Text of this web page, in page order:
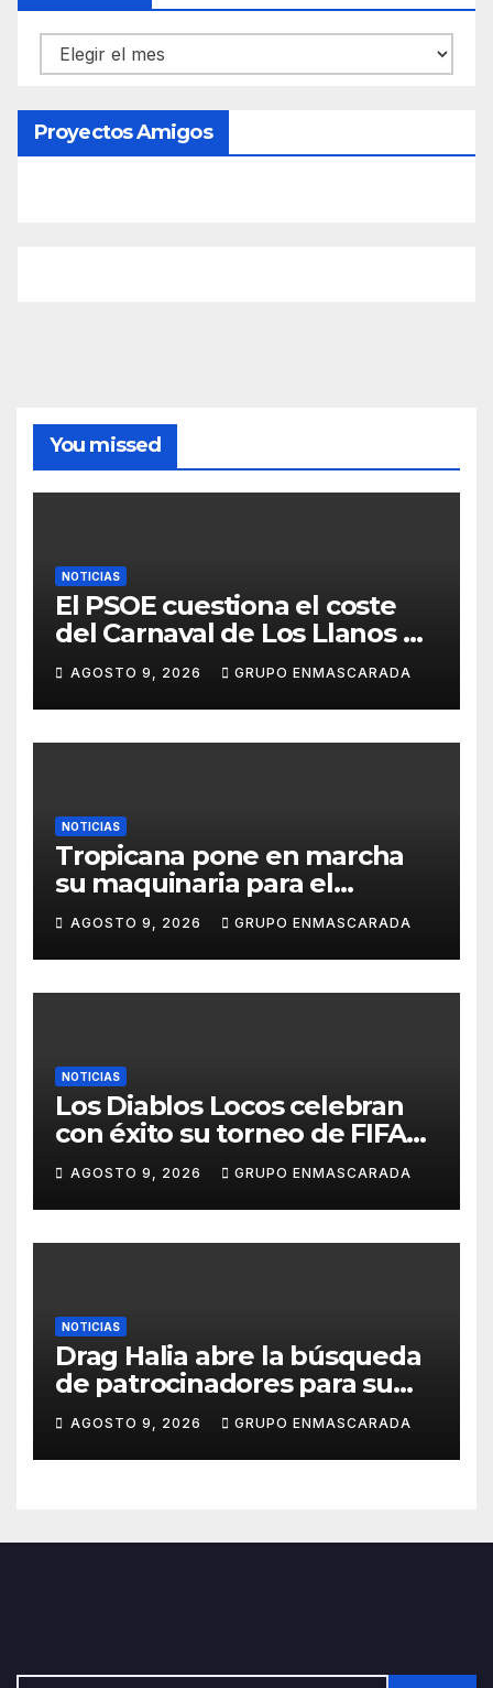
Contenido
Proyectos Amigos
You missed
NOTICIAS
El PSOE cuestiona el coste
del Carnaval de Los Llanos de
Aridane y reclama mayor
control del gasto municipal
AGOSTO 9, 2026 GRUPO ENMASCARADA
NOTICIAS
Tropicana pone en marcha
su maquinaria para el
Carnaval 2027 con los
primeros ensayos de Lucas
Darias
AGOSTO 9, 2026 GRUPO ENMASCARADA
NOTICIAS
Los Diablos Locos celebran
con éxito su torneo de FIFA
durante el verano
AGOSTO 9, 2026 GRUPO ENMASCARADA
NOTICIAS
Drag Halia abre la búsqueda
de patrocinadores para su
participación en el Carnaval
de Las Palmas de Gran
Canaria 2027
AGOSTO 9, 2026 GRUPO ENMASCARADA